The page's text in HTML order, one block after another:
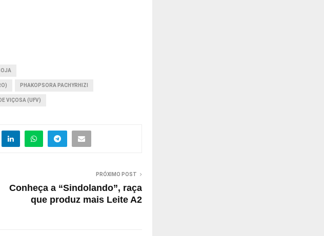
PHAKOPSORA PACHYRHIZI
VIÇOSA (UFV)
PRÓXIMO POST
Conheça a “Sindolando”, raça
que produz mais Leite A2